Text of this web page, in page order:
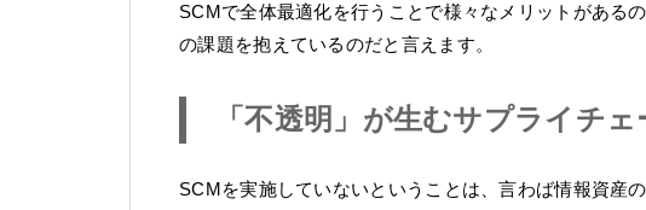
SCMで全体最適化を行うことで様々なメリットがある
の課題を抱えているのだと言えます。
「不透明」が生むサプライチェ
SCMを実施していないということは、言わば情報資産